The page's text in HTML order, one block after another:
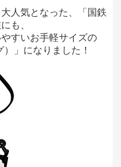
人気となった、「国鉄
も、
すいお手軽サイズの
）」になりました！